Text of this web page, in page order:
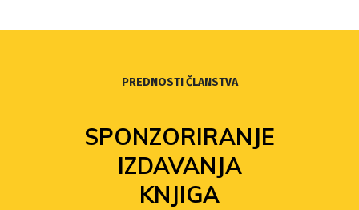
PREDNOSTI ČLANSTVA
SPONZORIRANJE
IZDAVANJA
KNJIGA